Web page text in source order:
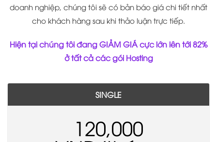
doanh nghiệp, chúng tôi sẽ có bản báo giá chi tiết nhất
cho khách hàng sau khi thảo luận trực tiếp.
Hiện tại chúng tôi đangGIẢM GIÁ cực lớn lên tới 82%
ở tất cả các gói Hosting
SINGLE
120,000